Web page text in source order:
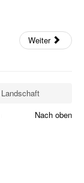
Weiter
Landschaft
Nach oben